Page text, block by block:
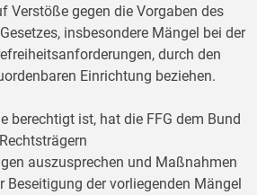
Verstöße gegen die Vorgaben des
insbesondere Mängel bei der
durch den
Einrichtung beziehen.
berechtigt ist, hat die FFG dem Bund
auszusprechen und Maßnahmen
Beseitigung der vorliegenden Mängel